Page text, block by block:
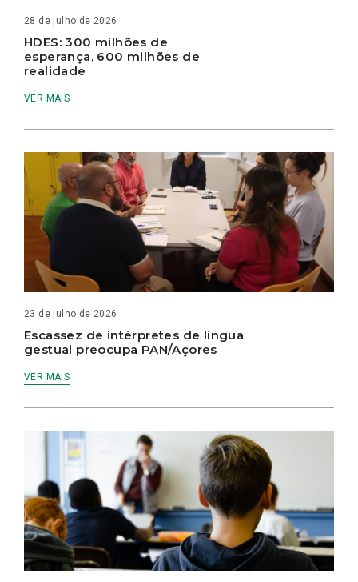
28 de julho de 2026
HDES: 300 milhões de
esperança, 600 milhões de
realidade
VER MAIS
23 de julho de 2026
Escassez de intérpretes de língua
gestual preocupa PAN/Açores
VER MAIS